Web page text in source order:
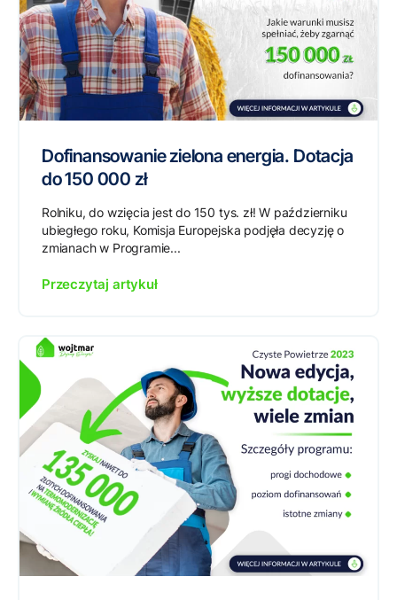
Dofinansowanie zielona energia. Dotacja
do 150 000 zł
Rolniku, do wzięcia jest do 150 tys. zł! W październiku
ubiegłego roku, Komisja Europejska podjęła decyzję o
zmianach w Programie...
Przeczytaj artykuł